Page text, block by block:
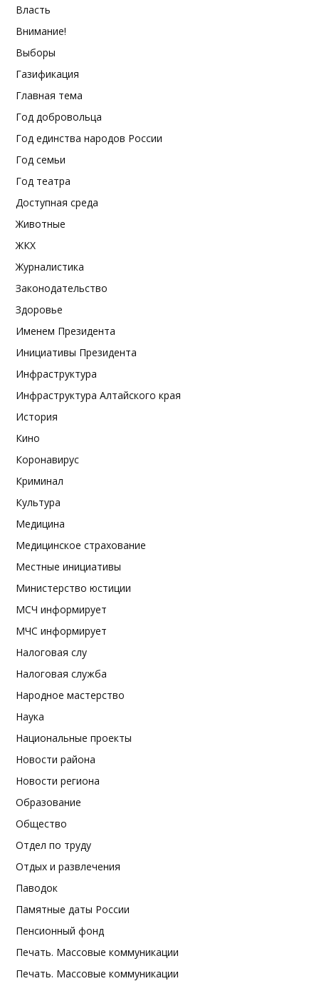
Власть
Внимание!
Выборы
Газификация
Главная тема
Год добровольца
Год единства народов России
Год семьи
Год театра
Доступная среда
Животные
ЖКХ
Журналистика
Законодательство
Здоровье
Именем Президента
Инициативы Президента
Инфраструктура
Инфраструктура Алтайского края
История
Кино
Коронавирус
Криминал
Культура
Медицина
Медицинское страхование
Местные инициативы
Министерство юстиции
МСЧ информирует
МЧС информирует
Налоговая слу
Налоговая служба
Народное мастерство
Наука
Национальные проекты
Новости района
Новости региона
Образование
Общество
Отдел по труду
Отдых и развлечения
Паводок
Памятные даты России
Пенсионный фонд
Печать. Массовые коммуникации
Печать. Массовые коммуникации